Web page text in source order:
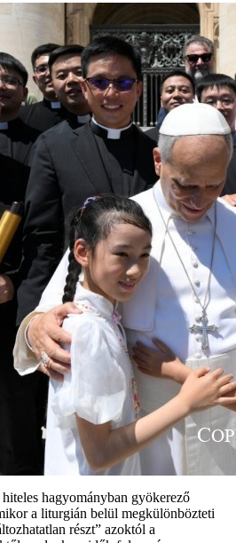
hagyományban gyökerező
a liturgián belül megkülönbözteti
részt” azoktól a